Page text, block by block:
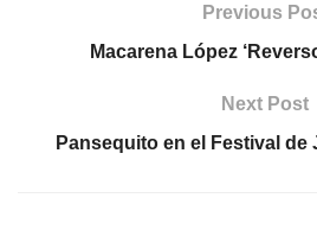
Previous
Macarena López
Next Post
Pansequito en el Festival de